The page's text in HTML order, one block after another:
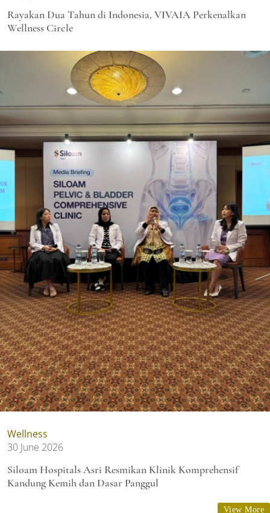
Rayakan Dua Tahun di Indonesia, VIVAIA Perkenalkan
Wellness Circle
Wellness
30 June 2026
Siloam Hospitals Asri Resmikan Klinik Komprehensif
Kandung Kemih dan Dasar Panggul
View More